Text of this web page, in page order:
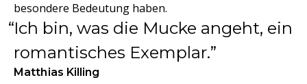
besondere Bedeutung haben.
Ich bin, was die Mucke angeht, ein
romantisches Exemplar.
Matthias Killing